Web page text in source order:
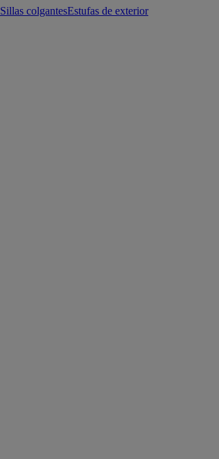
Sillas colgantesEstufas de exterior